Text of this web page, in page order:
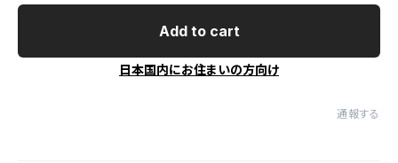
Add to cart
日本国内にお住まいの方向け
通報する